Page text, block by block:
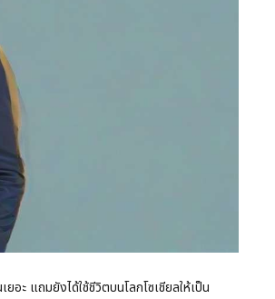
ะ แถมยังได้ใช้ชีวิตบนโลกโซเชียลให้เป็น